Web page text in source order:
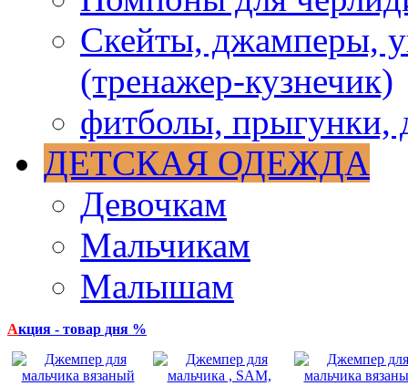
Скейты, джамперы,
(тренажер-кузнечик)
фитболы, прыгунки,
ДЕТСКАЯ ОДЕЖДА
Девочкам
Мальчикам
Малышам
Акция - товар дня %